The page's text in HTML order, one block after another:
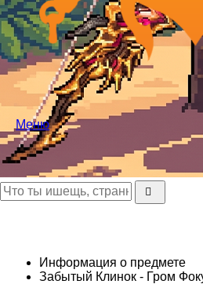
Меню
Информация о предмете
Забытый Клинок - Гром